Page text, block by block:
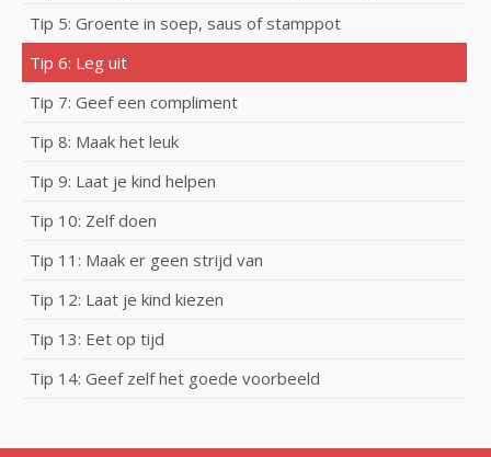
Tip 5: Groente in soep, saus of stamppot
Tip 6: Leg uit
Tip 7: Geef een compliment
Tip 8: Maak het leuk
Tip 9: Laat je kind helpen
Tip 10: Zelf doen
Tip 11: Maak er geen strijd van
Tip 12: Laat je kind kiezen
Tip 13: Eet op tijd
Tip 14: Geef zelf het goede voorbeeld